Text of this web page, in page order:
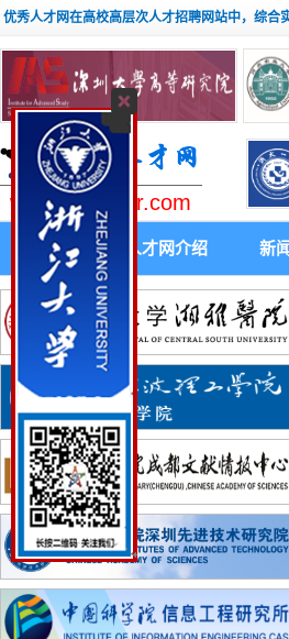
优秀人才网在高校高层次人才招聘网站中，综
www.youxiuhr.com
首 页 人才网介绍 新闻